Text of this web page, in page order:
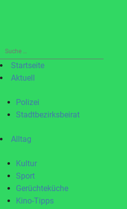
Suche
nach:Startseite
Aktuell
Polizei
Stadtbezirksbeirat
Alltag
Kultur
Sport
Gerüchteküche
Kino-Tipps